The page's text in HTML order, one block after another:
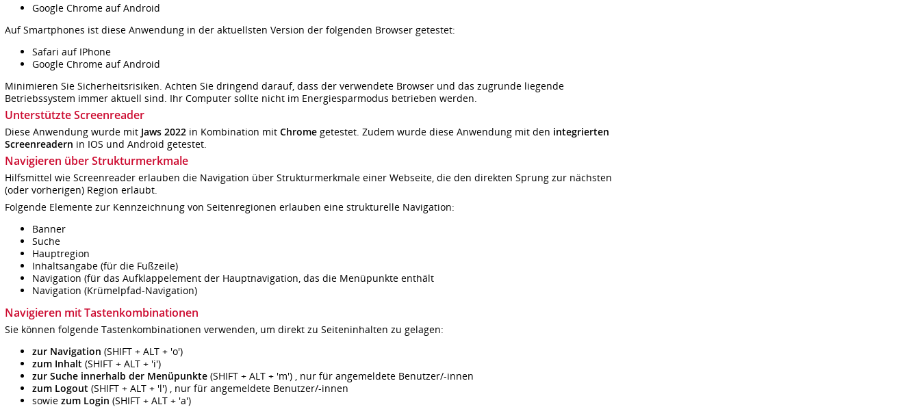
Google Chrome auf Android
Auf Smartphones ist diese Anwendung in der aktuellsten Version der folgenden Browser getestet:
Safari auf IPhone
Google Chrome auf Android
Minimieren Sie Sicherheitsrisiken. Achten Sie dringend darauf, dass der verwendete Browser und das zugrunde liegende
Betriebssystem immer aktuell sind. Ihr Computer sollte nicht im Energiesparmodus betrieben werden.
Unterstützte Screenreader
Diese Anwendung wurde mit Jaws 2022 in Kombination mit Chrome getestet. Zudem wurde diese Anwendung mit den integrierten
Screenreadern in IOS und Android getestet.
Navigieren über Strukturmerkmale
Hilfsmittel wie Screenreader erlauben die Navigation über Strukturmerkmale einer Webseite, die den direkten Sprung zur nächsten
(oder vorherigen) Region erlaubt.
Folgende Elemente zur Kennzeichnung von Seitenregionen erlauben eine strukturelle Navigation:
Banner
Suche
Hauptregion
Inhaltsangabe (für die Fußzeile)
Navigation (für das Aufklappelement der Hauptnavigation, das die Menüpunkte enthält
Navigation (Krümelpfad-Navigation)
Navigieren mit Tastenkombinationen
Sie können folgende Tastenkombinationen verwenden, um direkt zu Seiteninhalten zu gelagen:
zur Navigation (SHIFT + ALT + 'o')
zum Inhalt (SHIFT + ALT + 'i')
zur Suche innerhalb der Menüpunkte (SHIFT + ALT + 'm') , nur für angemeldete Benutzer/-innen
zum Logout (SHIFT + ALT + 'l') , nur für angemeldete Benutzer/-innen
sowie zum Login (SHIFT + ALT + 'a')